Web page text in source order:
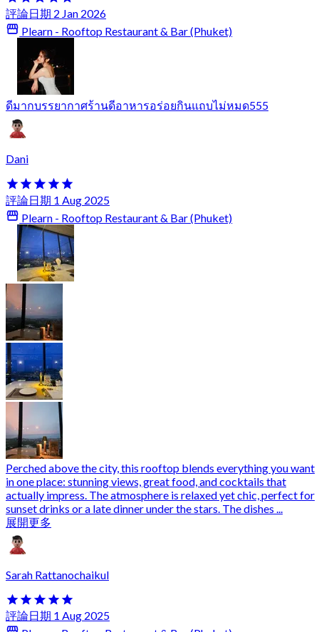
評論日期 2 Jan 2026
Plearn - Rooftop Restaurant & Bar (Phuket)
ดีมากบรรยากาศร้านดีอาหารอร่อยกินแถบไม่หมด555
Dani
評論日期 1 Aug 2025
Plearn - Rooftop Restaurant & Bar (Phuket)
Perched above the city, this rooftop blends everything you want
in one place: stunning views, great food, and cocktails that
actually impress. The atmosphere is relaxed yet chic, perfect for
sunset drinks or a late dinner under the stars. The dishes ...
展開更多
Sarah Rattanochaikul
評論日期 1 Aug 2025